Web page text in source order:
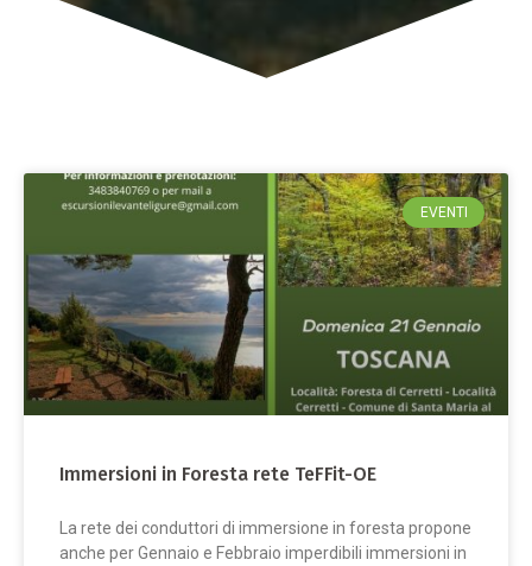
EVENTI
Immersioni in Foresta rete TeFFit-OE
La rete dei conduttori di immersione in foresta propone
anche per Gennaio e Febbraio imperdibili immersioni in